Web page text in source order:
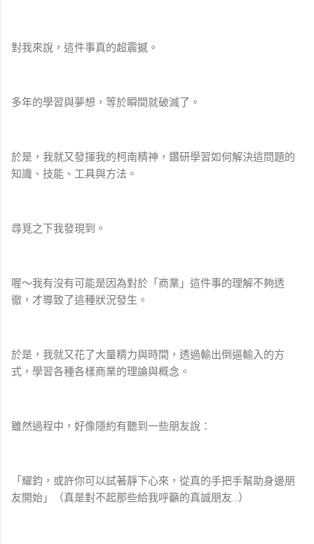
對我來說，這件事真的超震撼。
多年的學習與夢想，等於瞬間就破滅了。
於是，我就又發揮我的柯南精神，鑽研學習如何解決這問題的
知識、技能、工具與方法。
尋覓之下我發現到。
喔～我有沒有可能是因為對於「商業」這件事的理解不夠透
徹，才導致了這種狀況發生。
於是，我就又花了大量精力與時間，透過輸出倒逼輸入的方
式，學習各種各樣商業的理論與概念。
雖然過程中，好像隱約有聽到一些朋友說：
「耀鈞，或許你可以試著靜下心來，從真的手把手幫助身邊朋
友開始」（真是對不起那些給我呼籲的真誠朋友…）